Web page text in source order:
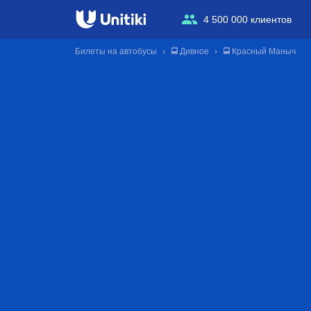
4 500 000 клиентов
Билеты на автобусы 🚍 Дивное 🚍 Красный Маныч